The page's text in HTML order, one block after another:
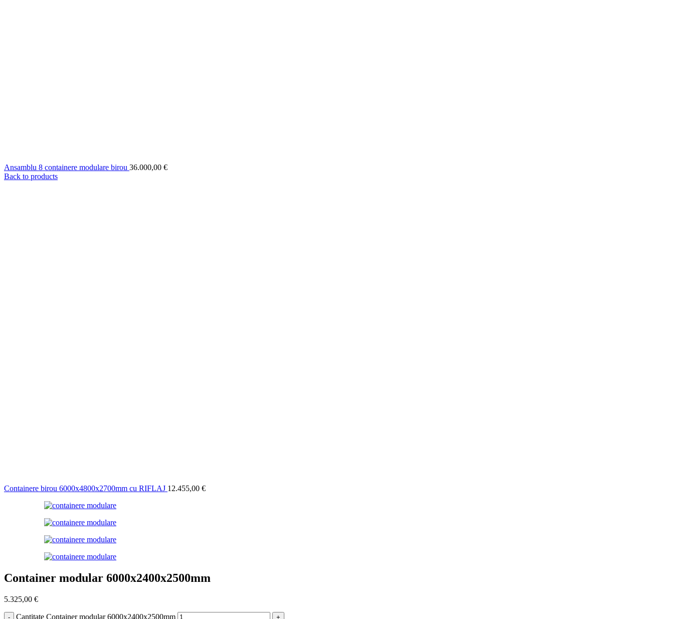
Ansamblu 8 containere modulare birou 36.000,00 €
Back to products
Containere birou 6000x4800x2700mm cu RIFLAJ 12.455,00 €
Container modular 6000x2400x2500mm
5.325,00 €
Cantitate Container modular 6000x2400x2500mm